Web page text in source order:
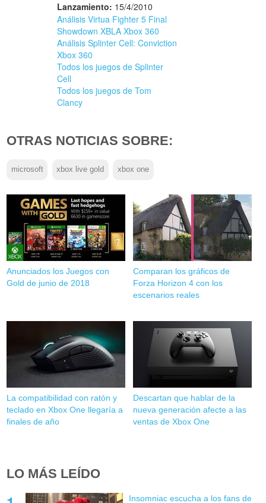
Lanzamiento: 15/4/2010
Análisis Virtua Fighter 5 Final
Showdown XBLA Xbox 360
Análisis Splinter Cell: Conviction
Xbox 360
Todos los juegos de Splinter
Cell
Todos los juegos de Tom
Clancy
OTRAS NOTICIAS SOBRE:
microsoft xbox live gold xbox one
Anunciados los Juegos con
Gold de junio de 2018
Comparan los gráficos de
Forza Horizon 4 con los
escenarios reales
La compatibilidad con ratón y
teclado en Xbox One llegaría a
finales de año
Descartan que hablar de la
nueva generación afecte a las
ventas de Xbox One
LO MÁS LEÍDO
Insomniac escucha a los fans de